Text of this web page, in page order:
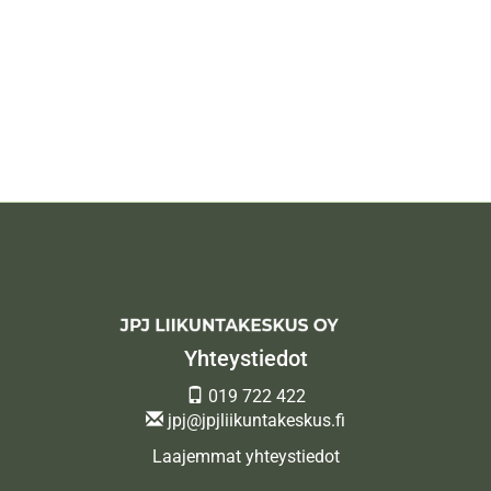
Yhteystiedot
019 722 422
jpj@jpjliikuntakeskus.fi
Laajemmat yhteystiedot